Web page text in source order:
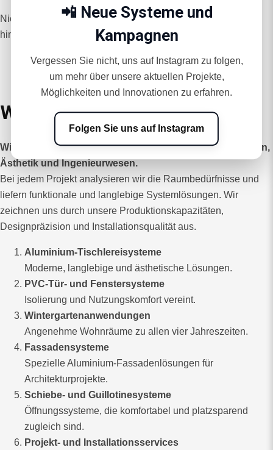
📲 Neue Systeme und
Kampagnen
Vergessen Sie nicht, uns auf Instagram zu folgen,
um mehr über unsere aktuellen Projekte,
Möglichkeiten und Innovationen zu erfahren.
Folgen Sie uns auf Instagram
Nicht nur das Produkt,Wert von WohnräumenWir fügen
hinzu.
Warum Mesan Construction?
Wir produzieren an der Schnittstelle von Bautechnologien,
Ästhetik und Ingenieurwesen.
Bei jedem Projekt analysieren wir die Raumbedürfnisse und
liefern funktionale und langlebige Systemlösungen. Wir
zeichnen uns durch unsere Produktionskapazitäten,
Designpräzision und Installationsqualität aus.
Aluminium-Tischlereisysteme
Moderne, langlebige und ästhetische Lösungen.
PVC-Tür- und Fenstersysteme
Isolierung und Nutzungskomfort vereint.
Wintergartenanwendungen
Angenehme Wohnräume zu allen vier Jahreszeiten.
Fassadensysteme
Spezielle Aluminium-Fassadenlösungen für
Architekturprojekte.
Schiebe- und Guillotinesysteme
Öffnungssysteme, die komfortabel und platzsparend
zugleich sind.
Projekt- und Installationsservices